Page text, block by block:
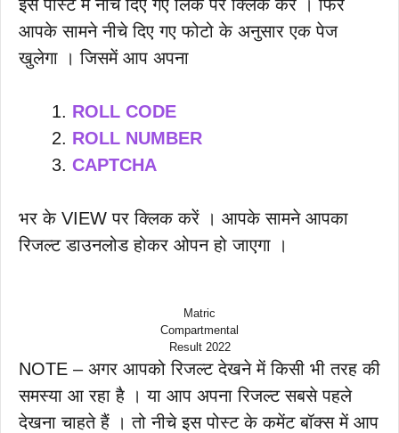
इस पोस्ट में नीचे दिए गए लिंक पर क्लिक करें । फिर
आपके सामने नीचे दिए गए फोटो के अनुसार एक पेज
खुलेगा । जिसमें आप अपना
ROLL CODE
ROLL NUMBER
CAPTCHA
भर के VIEW पर क्लिक करें । आपके सामने आपका
रिजल्ट डाउनलोड होकर ओपन हो जाएगा ।
Matric
Compartmental
Result 2022
NOTE – अगर आपको रिजल्ट देखने में किसी भी तरह की
समस्या आ रहा है । या आप अपना रिजल्ट सबसे पहले
देखना चाहते हैं । तो नीचे इस पोस्ट के कमेंट बॉक्स में आप